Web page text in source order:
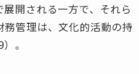
開される一方で、それら
管理は、文化的活動の持
。